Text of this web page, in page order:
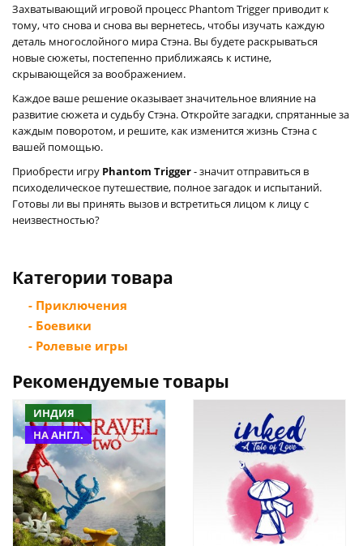
Захватывающий игровой процесс Phantom Trigger приводит к
тому, что снова и снова вы вернетесь, чтобы изучать каждую
деталь многослойного мира Стэна. Вы будете раскрываться
новые сюжеты, постепенно приближаясь к истине,
скрывающейся за воображением.
Каждое ваше решение оказывает значительное влияние на
развитие сюжета и судьбу Стэна. Откройте загадки, спрятанные за
каждым поворотом, и решите, как изменится жизнь Стэна с
вашей помощью.
Приобрести игру Phantom Trigger- значит отправиться в
психоделическое путешествие, полное загадок и испытаний.
Готовы ли вы принять вызов и встретиться лицом к лицу с
неизвестностью?
Категории товара
- Приключения
- Боевики
- Ролевые игры
Рекомендуемые товары
ИНДИЯ
НА АНГЛ.